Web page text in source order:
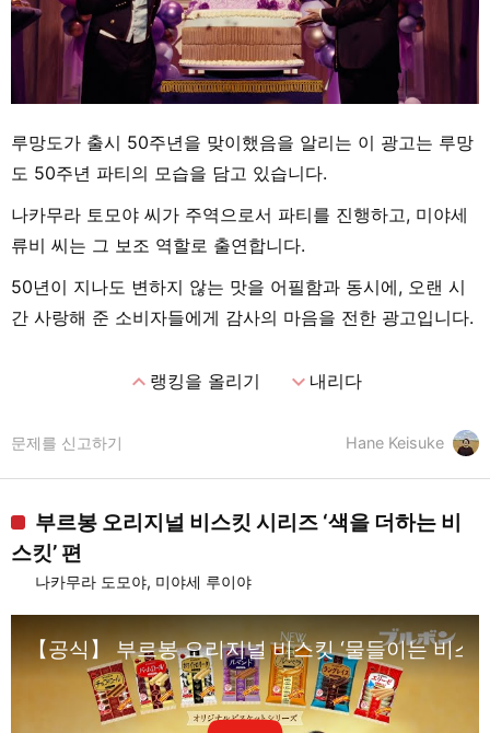
루망도가 출시 50주년을 맞이했음을 알리는 이 광고는 루망
도 50주년 파티의 모습을 담고 있습니다.
나카무라 토모야 씨가 주역으로서 파티를 진행하고, 미야세
류비 씨는 그 보조 역할로 출연합니다.
50년이 지나도 변하지 않는 맛을 어필함과 동시에, 오랜 시
간 사랑해 준 소비자들에게 감사의 마음을 전한 광고입니다.
expand_less랭킹을 올리기 expand_more내리다
Hane Keisuke
문제를 신고하기
부르봉 오리지널 비스킷 시리즈 ‘색을 더하는 비
스킷’ 편
나카무라 도모야, 미야세 루이야
【공식】 부르봉 오리지널 비스킷 ‘물들이는 비스